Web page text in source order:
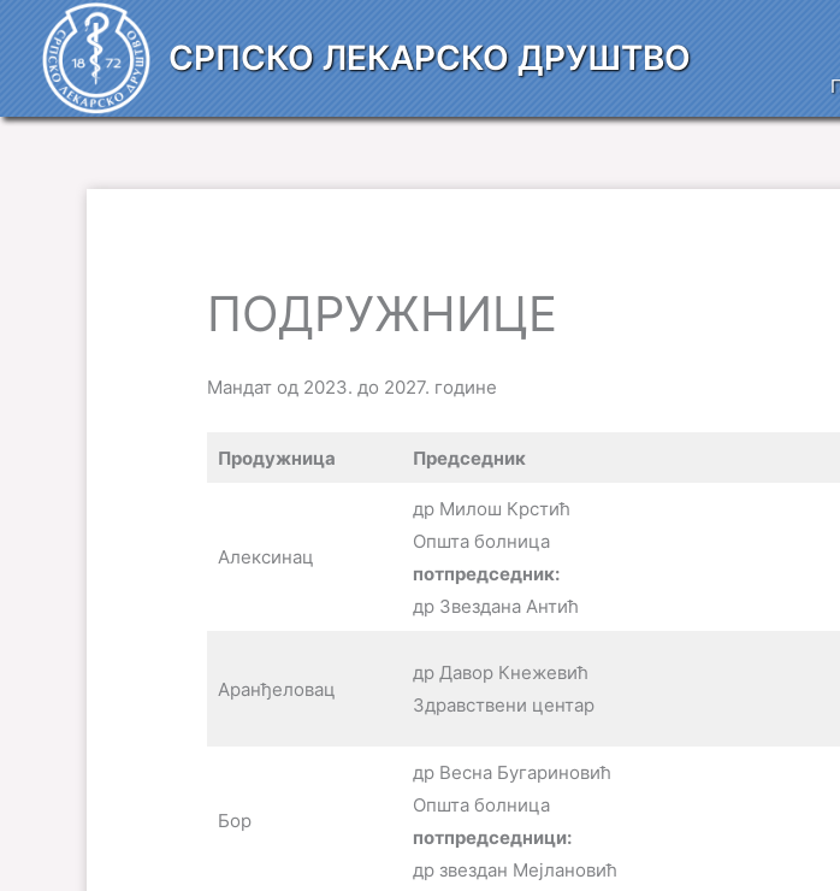
садржај
СРПСКО ЛЕКАРСКО ДРУШТВО
ПОДРУЖНИЦЕ
Мандат од 2023. до 2027. године
Продужница Председник
Алексинац
др Милош Крстић
Општа болница
потпредседник:
др Звездана Антић
Аранђеловац
др Давор Кнежевић
Здравствени центар
Бор
др Весна Бугариновић
Општа болница
потпредседници:
др звездан Мејлановић